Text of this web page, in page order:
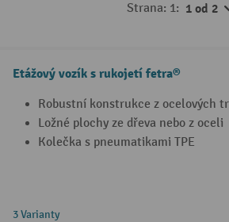
Strana: 1: 1 od 2
Etážový vozík s rukojetí fetra®
Robustní konstrukce z ocelových
Ložné plochy ze dřeva nebo z oceli
Kolečka s pneumatikami TPE
3 Varianty